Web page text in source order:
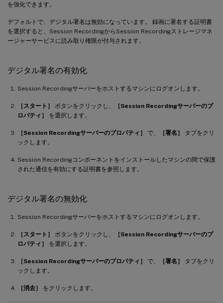
を強化できます。
デフォルトで、デジタル署名は無効になっています。 録画に署名する証明書
を選択すると、Session RecordingからSession Recordingストレージマネ
ージャーサービスに読み取り権限が付与されます。
デジタル署名の有効化
Session Recordingサーバーをホストするマシンにログオンします。
［スタート］ ボタンをクリックし、
［Session Recordingサーバーのプ
ロパティ］
を選択します。
［Session Recordingサーバーのプロパティ］ で、 ［署名］
タブをクリ
ックします。
Session Recordingコンポーネントをインストールしたマシンの間で保護
された通信を有効にする証明書を参照します。
デジタル署名の無効化
Session Recordingサーバーをホストするマシンにログオンします。
［スタート］ ボタンをクリックし、
［Session Recordingサーバーのプ
ロパティ］
を選択します。
［Session Recordingサーバーのプロパティ］ で、 ［署名］
タブをクリ
ックします。
［消去］ をクリックします。